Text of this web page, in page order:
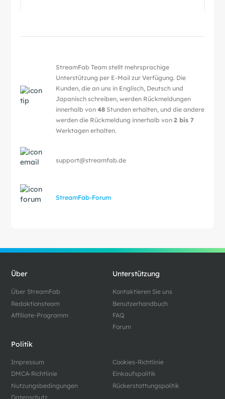
StreamFab Team stellt mehrsprachige
Unterstützung per E-Mail zur Verfügung. Die
Kunden, die an uns in Englisch, Deutsch und
Japanisch schreiben, werden Rückmeldungen
innerhalb von 48Stunden erhalten, und die andere
werden die Rückmeldung innerhalb von 2 bis 7
Werktagen erhalten.
support@streamfab.de
StreamFab-Forum
Über
Über StreamFab
Redaktionsteam
Affiliate-Programm
Unterstützung
Kontaktieren Sie uns
Benutzerhandbuch
FAQ
Forum
Politik
Impressum
DMCA-Richtlinie
Nutzungsbedingungen
Datenschutz
Cookies-Richtlinie
Einkaufspolitik
Rückerstattungspolitik